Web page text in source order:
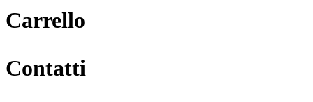
Carrello
Contatti